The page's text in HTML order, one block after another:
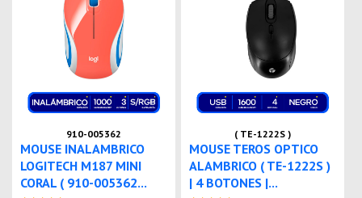
910-005362
MOUSE INALAMBRICO
LOGITECH M187 MINI
CORAL ( 910-005362...
( TE-1222S )
MOUSE TEROS OPTICO
ALAMBRICO ( TE-1222S )
| 4 BOTONES |...